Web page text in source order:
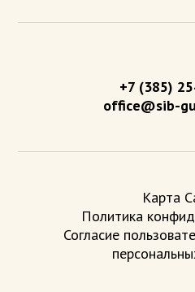
+7 (385)
office@sib-
Карта
Политика
Согласие